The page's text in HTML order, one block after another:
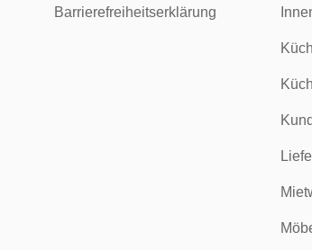
Barrierefreiheitserklärung